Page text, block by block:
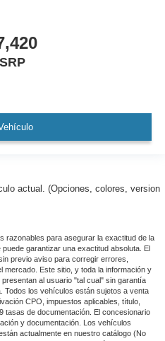
actual. (Opciones, colores, version
razonables para asegurar la exactitud de la
garantizar una exactitud absoluta. El
previo aviso para corregir errores,
Este sitio, y toda la información y
al usuario "tal cual" sin garantía
Todos los vehículos están sujetos a venta
CPO, impuestos aplicables, título,
tasas de documentación. El concesionario
y documentación. Los vehículos
actualmente en nuestro catálogo (No